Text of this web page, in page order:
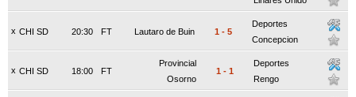
x CHI SD FT
20:30 Lautaro de Buin 1 - 5
Deportes
Concepcion
x CHI SD FT
18:00
Provincial
Osorno
1 - 1
Deportes
Rengo